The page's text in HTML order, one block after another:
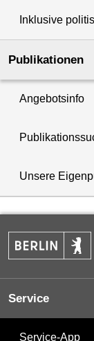
Inklusive
Publikationen
Angebotsinfo
Unsere
Service
Service-App